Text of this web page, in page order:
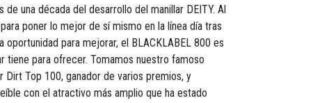
de una década del desarrollo del manillar DEITY. Al
poner lo mejor de sí mismo en la línea día tras
oportunidad para mejorar, el BLACKLABEL 800 es
tiene para ofrecer. Tomamos nuestro famoso
Dirt Top 100, ganador de varios premios, y
con el atractivo más amplio que ha estado